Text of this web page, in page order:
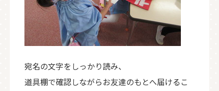
宛名の文字をしっかり読み、
道具棚で確認しながらお友達のもとへ届けるこ